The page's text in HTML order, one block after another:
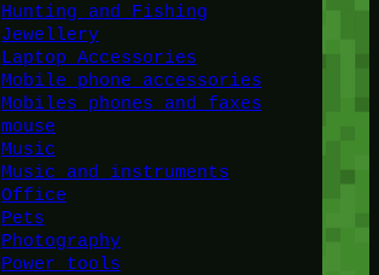
Hunting and Fishing
Jewellery
Laptop Accessories
Mobile phone accessories
Mobiles phones and faxes
mouse
Music
Music and instruments
Office
Pets
Photography
Power tools